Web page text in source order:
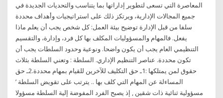
المعاصرة التي تسعى لتطوير إداراتها بما يتناسب والتحديات الجديدة في
جميع المجالات الإدارية، ويرتكز ذلك على استراتيجيات وأهداف محددة
سلفا من قبل الإدارة توضيح بيئة العمل: كل شخص يجب أن يعلم ماذا
يفعل. فالمهام والمسؤوليات المكلف بها كل فرد، وإدارة، والتقسيم
التنظيمي العام يجب أن يكون واضحا. ونوعية وحدود السلطات يجب أن
تكون محددة. عناصر التنظيم الإداري. السلطة : وتعني السلطة بثلاث
حقوق لمن يمتلكها :1ـ حق التكليف للآخرين للقيام بمهام محددة.2ـ حق
المساءلة عن المهام التي كلف بها .. يترتب على تقويض السلطة ’
مسؤولية ثنائية ذات شقين , إذ يصبح الفرد المفوضة إلية السلطة مسؤولا